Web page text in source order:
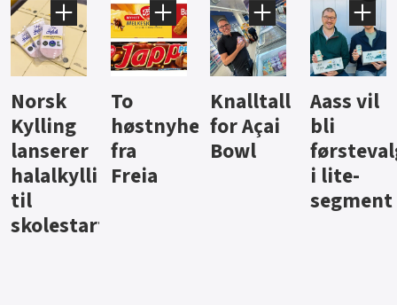
Knalltall
for Açai
Bowl
Aass vil
bli
førstevalg
i lite-
Brus og
jus fra
Berentsen
Hard
iste fra
Hansa